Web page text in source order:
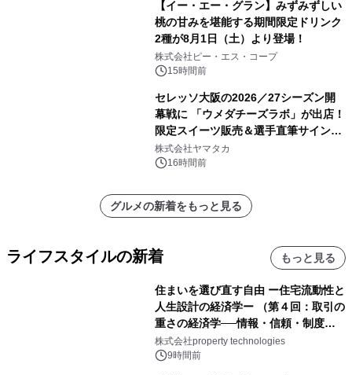
【イー・エー・グラン】みずみずしい
桃の甘みを堪能する期間限定ドリンク
2種が8月1日（土）より登場！
株式会社ピー・エス・コープ
15時間前
セレッソ大阪の2026／27シーズン開
幕戦に 「ウメダチーズラボ」が出店！
限定スイーツ販売＆選手直筆サイング
ッズが当たる抽選会を 8月8日に開催
株式会社ヤマタカ
16時間前
グルメの新着をもっと見る
ライフスタイルの新着 もっと見る
住まいを選び直す自由 ー住宅流動性と
人生設計の経済学ー （第４回：取引の
重さの経済学──情報・信頼・制度を
PropTechはどう組み替えるか）｜
PropTech-Lab
株式会社property technologies
9時間前